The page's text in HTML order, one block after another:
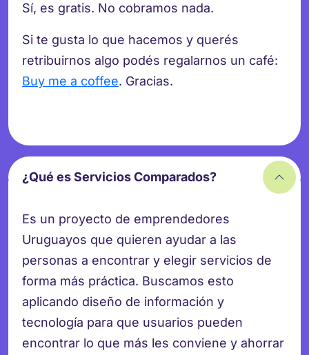
Sí, es gratis. No cobramos nada.
Si te gusta lo que hacemos y querés
retribuirnos algo podés regalarnos un café:
Buy me a coffee. Gracias.
¿Qué es Servicios Comparados?
Es un proyecto de emprendedores
Uruguayos que quieren ayudar a las
personas a encontrar y elegir servicios de
forma más práctica. Buscamos esto
aplicando diseño de información y
tecnología para que usuarios pueden
encontrar lo que más les conviene y ahorrar